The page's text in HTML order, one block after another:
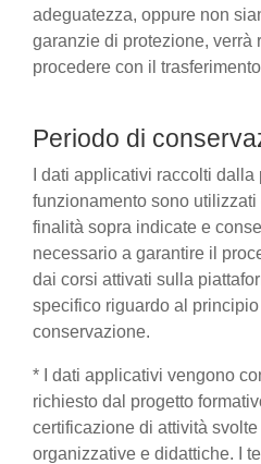
adeguatezza, oppure non
garanzie di protezione, verrà
procedere con il
Periodo di
I dati applicativi raccolti
funzionamento sono
finalità sopra indicate e
necessario a garantire il
dai corsi attivati sulla
specifico riguardo al
conservazione.
* I dati applicativi vengono
richiesto dal progetto
certificazione di attività
organizzative e didattiche. I